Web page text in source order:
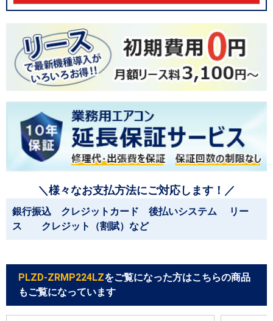
＼様々なお支払方法にご対応します！／
銀行振込 クレジットカード 後払いシステム リー
ス クレジット（割賦）など
PLZD-ZRMP224LZをご覧になった方はこちらの商品
もご覧になっています